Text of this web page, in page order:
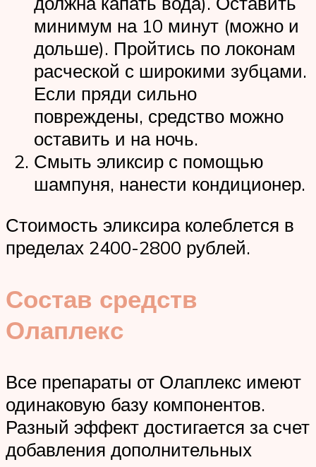
минимум на 10 минут (можно и
дольше). Пройтись по локонам
расческой с широкими зубцами.
Если пряди сильно
повреждены, средство можно
оставить и на ночь.
Смыть эликсир с помощью
шампуня, нанести кондиционер.
Стоимость эликсира колеблется в
пределах 2400-2800 рублей.
Состав средств
Олаплекс
Все препараты от Олаплекс имеют
одинаковую базу компонентов.
Разный эффект достигается за счет
добавления дополнительных